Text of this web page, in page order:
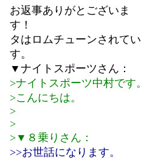
お返事ありがとございま
す
タはロムチューンされて
▼ナイトスポーツさん：
>ナイトスポーツ中村です。
>こんにちは。
>
>
>▼８乗りさん：
>>お世話になります。